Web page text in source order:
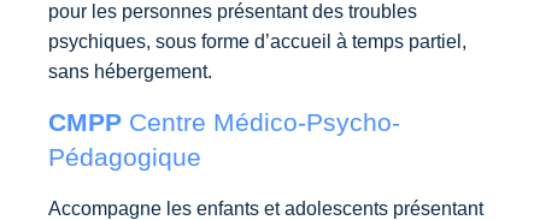
pour les personnes présentant des troubles
psychiques, sous forme d’accueil à temps partiel,
sans hébergement.
CMPP Centre Médico-Psycho-
Pédagogique
Accompagne les enfants et adolescents présentant